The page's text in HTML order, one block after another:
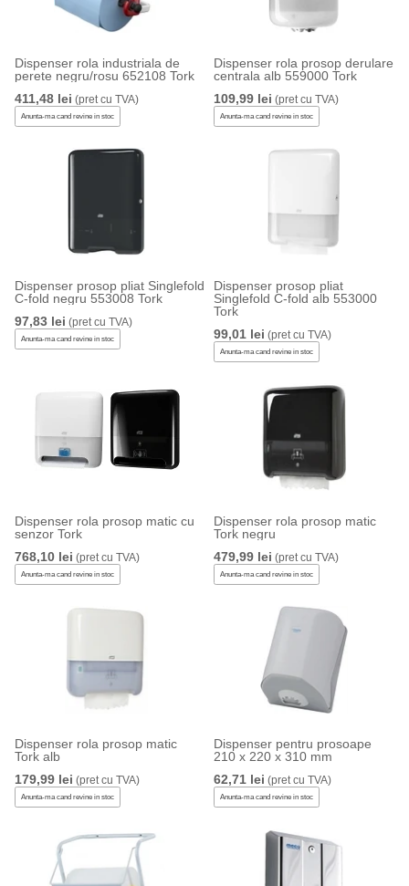
Dispenser rola industriala de
perete negru/rosu 652108 Tork
411,48 lei (pret cu TVA)
Anunta-ma cand revine in stoc
Dispenser rola prosop derulare
centrala alb 559000 Tork
109,99 lei (pret cu TVA)
Anunta-ma cand revine in stoc
Dispenser prosop pliat Singlefold
C-fold negru 553008 Tork
97,83 lei (pret cu TVA)
Anunta-ma cand revine in stoc
Dispenser prosop pliat
Singlefold C-fold alb 553000
Tork
99,01 lei (pret cu TVA)
Anunta-ma cand revine in stoc
Dispenser rola prosop matic cu
senzor Tork
768,10 lei (pret cu TVA)
Anunta-ma cand revine in stoc
Dispenser rola prosop matic
Tork negru
479,99 lei (pret cu TVA)
Anunta-ma cand revine in stoc
Dispenser rola prosop matic
Tork alb
179,99 lei (pret cu TVA)
Anunta-ma cand revine in stoc
Dispenser pentru prosoape
210 x 220 x 310 mm
62,71 lei (pret cu TVA)
Anunta-ma cand revine in stoc